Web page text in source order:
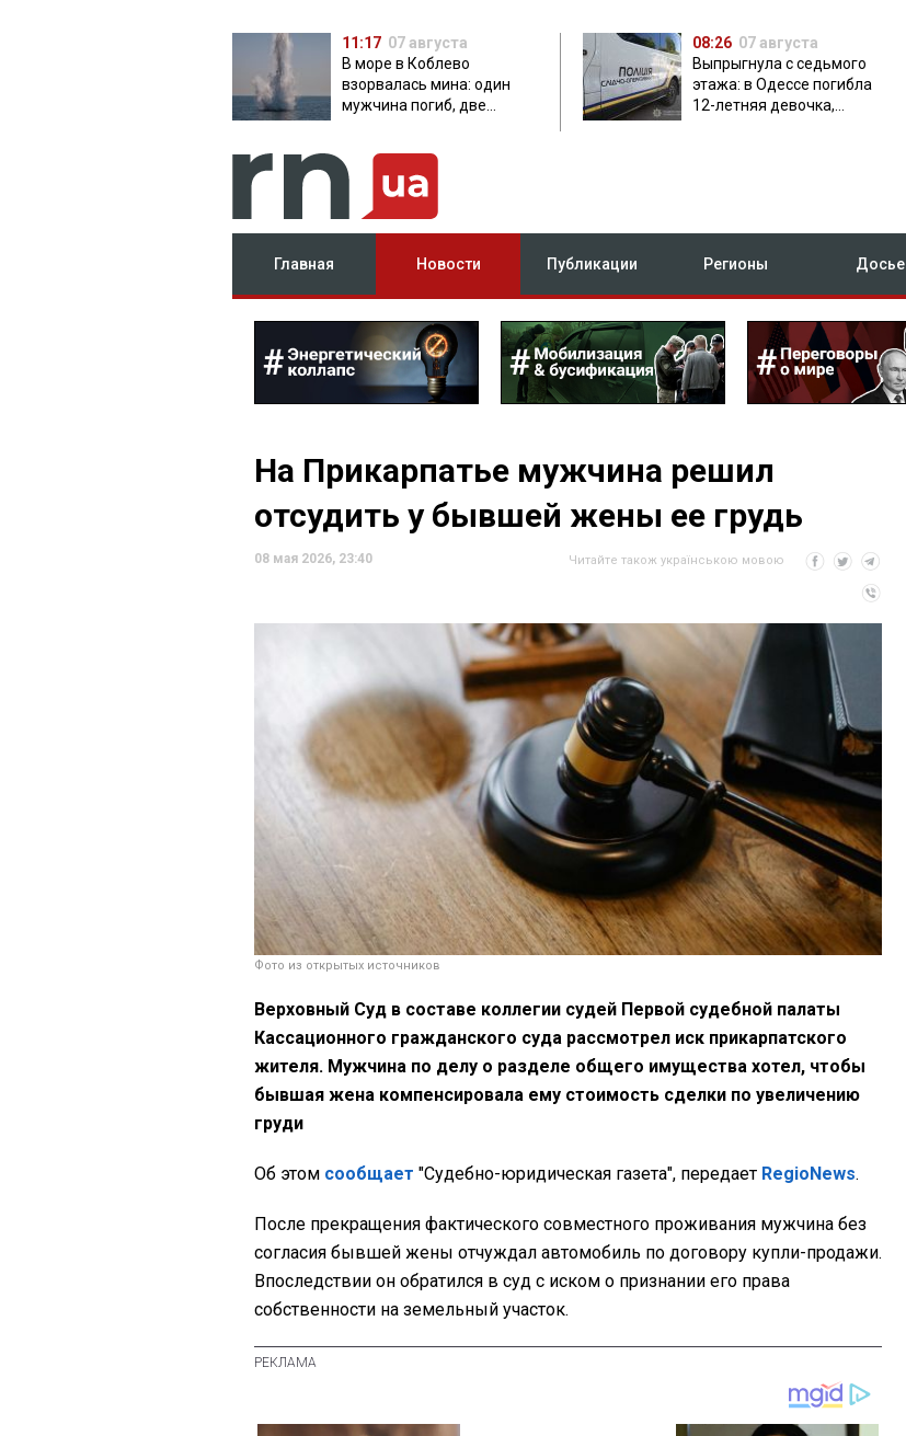
11:17 07 августа
В море в Коблево
взорвалась мина: один
мужчина погиб, две
08:26 07 августа
Выпрыгнула с седьмого
этажа: в Одессе погибла
12-летняя девочка,
Главная Новости Публикации Регионы Досье
На Прикарпатье мужчина решил
отсудить у бывшей жены ее грудь
08 мая 2026, 23:40 Читайте також українською мовою
Фото из открытых источников
Верховный Суд в составе коллегии судей Первой судебной палаты
Кассационного гражданского суда рассмотрел иск прикарпатского
жителя. Мужчина по делу о разделе общего имущества хотел, чтобы
бывшая жена компенсировала ему стоимость сделки по увеличению
груди
Об этом сообщает "Судебно-юридическая газета", передает RegioNews.
После прекращения фактического совместного проживания мужчина без
согласия бывшей жены отчуждал автомобиль по договору купли-продажи.
Впоследствии он обратился в суд с иском о признании его права
собственности на земельный участок.